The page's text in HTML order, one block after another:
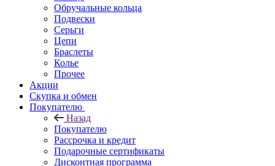
Обручальные кольца
Подвески
Серьги
Цепи
Браслеты
Колье
Прочее
Акции
Скупка и обмен
Покупателю
Назад
Покупателю
Рассрочка и кредит
Подарочные сертификаты
Дисконтная программа